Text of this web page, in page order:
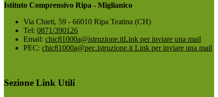
Istituto Comprensivo Ripa - Miglianico
Via Chieti, 59 - 66010 Ripa Teatina (CH)
Tel: 0871/390126
Email: chic81000a@istruzione.itLink per inviare una mail
PEC: chic81000a@pec.istruzione.it Link per inviare una mail
Sezione Link Utili